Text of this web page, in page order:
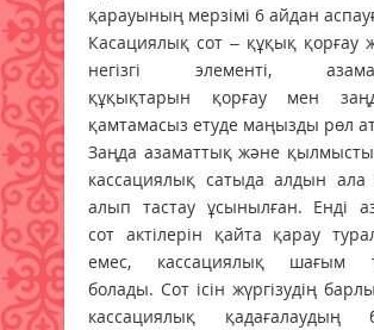
қарауының мерзімі 6 айдан
Касациялық сот – құқық қорғау
негізгі элементі,
құқықтарын қорғау мен
қамтамасыз етуде маңызды рөл
Заңда азаматтық және
кассациялық сатыда алдын ала
алып тастау ұсынылған. Енді
сот актілерін қайта қарау
емес, кассациялық шағым
болады. Сот ісін жүргізудің
кассациялық қадағалаудың